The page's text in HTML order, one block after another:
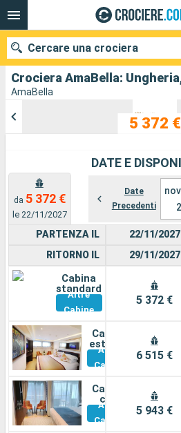
AmaBella
5 372 €
DATE E
da 5 372 €
le 22/11/2027
Date
Precedenti
PARTENZA IL
RITORNO IL
Cabina
standard
Altre
Cabine
Cabina
esterna
Altre
Cabine
Cabina
con
balcone
Altre
Cabine
22/11/2027
29/11/2027
5 372 €
6 515 €
5 943 €
Cercare una crociera
Le nostre destinazioni
Porti